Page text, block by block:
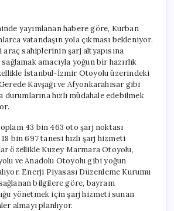
Hazırlıkları
Başladı
için
yayımlanan habere göre, Kurban
vatandaşın yola çıkması bekleniyor.
sahiplerinin şarj altyapısına
amacıyla yoğun bir hazırlık
İstanbul-İzmir Otoyolu üzerindeki
Kavşağı ve Afyonkarahisar gibi
hızlı müdahale edebilmek
43 bin 463 oto şarj noktası
bin 697 tanesi hızlı şarj hizmeti
özellikle Kuzey Marmara Otoyolu,
ve Anadolu Otoyolu gibi yoğun
Enerji Piyasası Düzenleme Kurumu
bilgilere göre, bayram
yönetmek için şarj hizmeti sunan
almayı planlıyor.